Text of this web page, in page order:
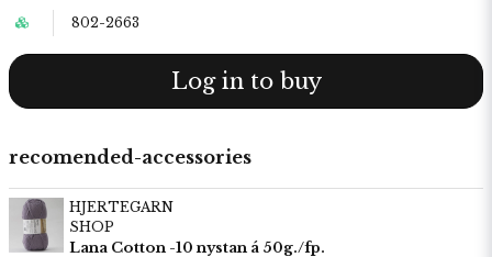
802-2663
Log in to buy
recomended-accessories
HJERTEGARN
SHOP
Lana Cotton -10 nystan á 50g./fp.